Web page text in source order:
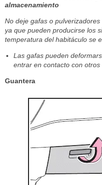
almacenamiento
No deje gafas o
ya que pueden producirse los
temperatura del habitáculo se
Las gafas pueden
entrar en contacto con otros
Guantera